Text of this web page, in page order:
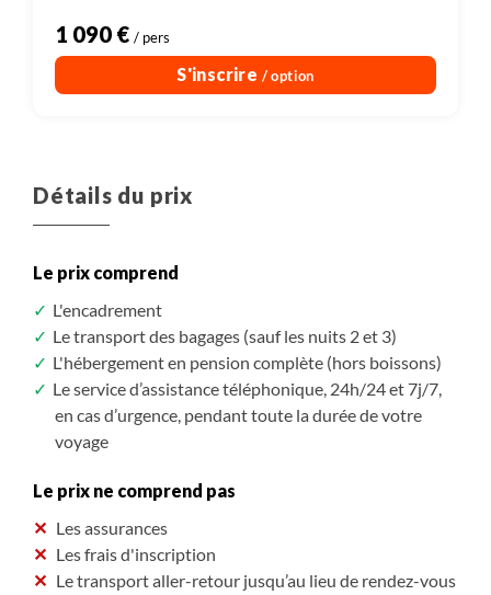
1 090 € / pers
S'inscrire / option
Détails du prix
Le prix comprend
L'encadrement
Le transport des bagages (sauf les nuits 2 et 3)
L'hébergement en pension complète (hors boissons)
Le service d’assistance téléphonique, 24h/24 et 7j/7,
en cas d’urgence, pendant toute la durée de votre
voyage
Le prix ne comprend pas
Les assurances
Les frais d'inscription
Le transport aller-retour jusqu’au lieu de rendez-vous